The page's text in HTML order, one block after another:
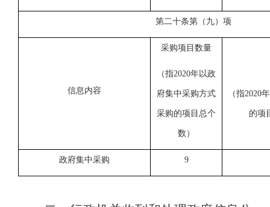
第二十条第（九）项
信息内容
采购项目数量
（指2020年以政
府集中采购方式
采购的项目总个
数 ）
（指2020
的项
政府集中采购 9